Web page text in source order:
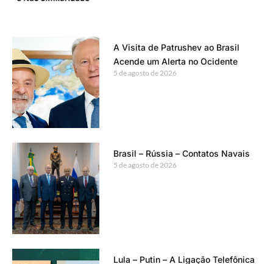
A Visita de Patrushev ao Brasil
Acende um Alerta no Ocidente
5 de agosto de 2026
Brasil – Rússia – Contatos Navais
5 de agosto de 2026
Lula – Putin – A Ligação Telefônica